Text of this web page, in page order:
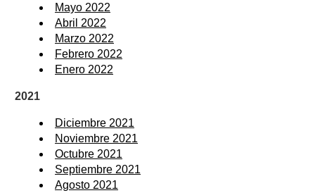
Mayo 2022
Abril 2022
Marzo 2022
Febrero 2022
Enero 2022
2021
Diciembre 2021
Noviembre 2021
Octubre 2021
Septiembre 2021
Agosto 2021